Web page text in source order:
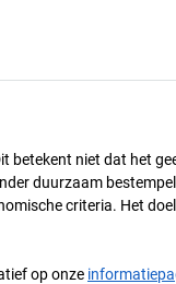
niet dat het
duurzaam
criteria. Het
op onze